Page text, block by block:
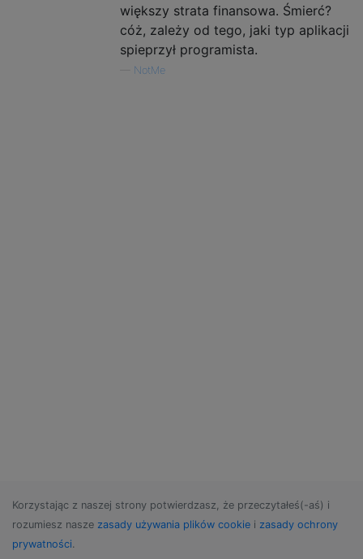
większy strata finansowa. Śmierć?
cóż, zależy od tego, jaki typ aplikacji
spieprzył programista.
NotMe
Korzystając z naszej strony potwierdzasz, że przeczytałeś(-aś) i
rozumiesz nasze zasady używania plików cookie i zasady ochrony
prywatności.